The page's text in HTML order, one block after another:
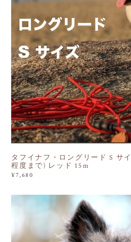
タフイナフ・ロングリード S サ
程度まで) レッド 15m
¥7,680